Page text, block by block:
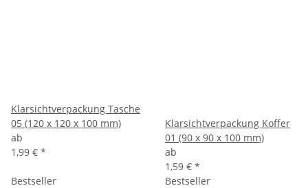
Klarsichtverpackung Tasche
05 (120 x 120 x 100 mm)
ab
1,99 € *
Klarsichtverpackung Koffer
01 (90 x 90 x 100 mm)
ab
1,59 € *
Bestseller
Bestseller